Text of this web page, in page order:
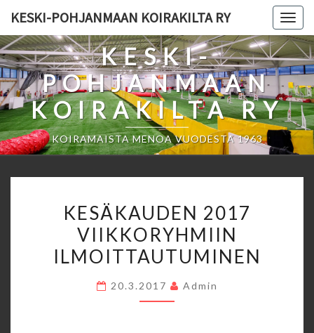
content
KESKI-POHJANMAAN KOIRAKILTA RY
KESKI-
POHJANMAAN
KOIRAKILTA RY
KOIRAMAISTA MENOA VUODESTA 1963
2017
VIIKKORYHMIIN
ILMOITTAUTUMINEN
KESÄKAUDEN 2017
VIIKKORYHMIIN
ILMOITTAUTUMINEN
20.3.2017 Admin